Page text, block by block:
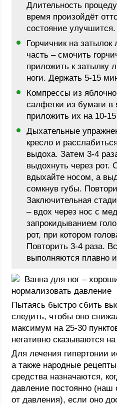
Длительность
время произойдёт
состояние улучшится.
Горчичник на
часть – смочить
приложить к затылку
ноги. Держать 5-15
Компрессы из
салфетки из бумаги в
приложить их на 10-
Дыхательные
кресло и
выдоха. Затем 3-4
выдохнуть через
вдыхайте носом, а
сомкнув губы.
Заключительная
– вдох через нос с
запрокидыванием
рот, при котором
Повторить 3-4 раза.
выполняются плавно
Ванна для ног –
нормализовать давление
Пытаясь быстро сбить
следить, чтобы оно
максимум на 25-30
негативно сказываются
Для лечения гипертонии
а также народные
средства назначаются,
давление постоянно (наш
от давления), если оно